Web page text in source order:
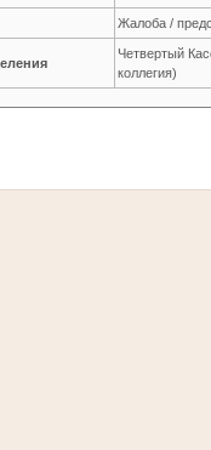
Жалоба /
Четвертый
коллегия)